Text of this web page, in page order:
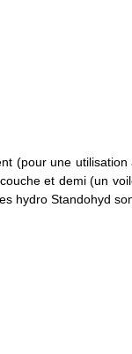
(pour une utilisation
et demi (un
hydro Standohyd